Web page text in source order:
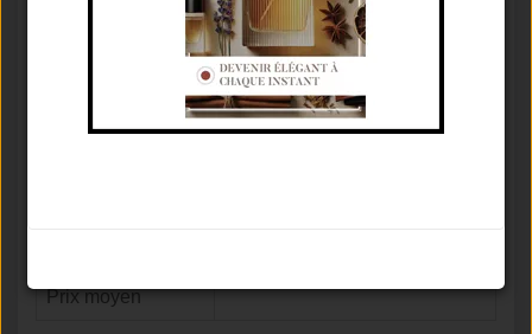
L'ARTISAN PARFUMEUR
Eau De Toilette⚥
Floral Fruité
Prix moyen